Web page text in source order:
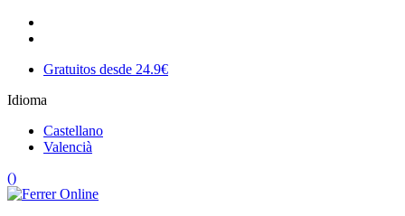
Gratuitos desde 24.9€
Idioma
Castellano
Valencià
()